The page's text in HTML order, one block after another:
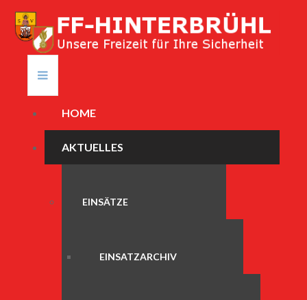
HOME
AKTUELLES
EINSÄTZE
EINSATZARCHIV